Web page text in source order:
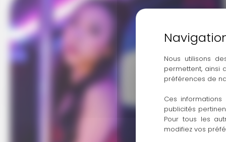
Nous utilisons
permettent, ainsi
préférences de
Ces
publicités
Pour tous les
modifiez vos